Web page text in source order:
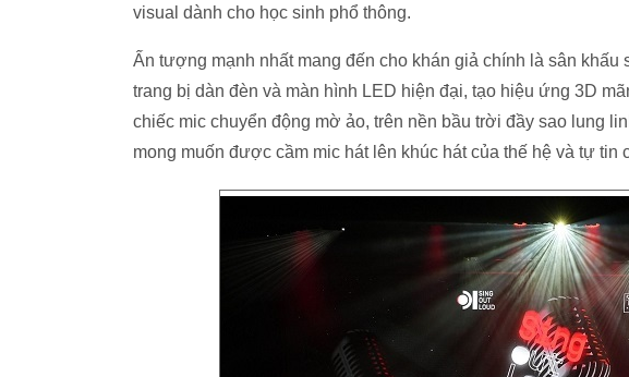
visual dành cho học sinh phổ thông.
Ấn tượng mạnh nhất mang đến cho khán giả chính là sân
trang bị dàn đèn và màn hình LED hiện đại, tạo hiệu ứng 3D
chiếc mic chuyển động mờ ảo, trên nền bầu trời đầy sao lung
mong muốn được cầm mic hát lên khúc hát của thế hệ và tự